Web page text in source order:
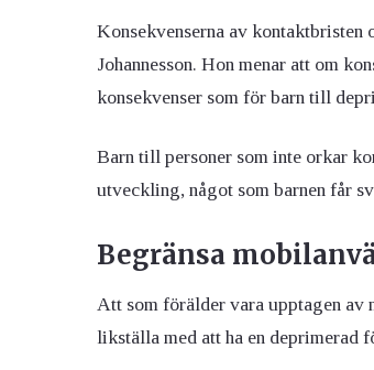
Konsekvenserna av
Johannesson. Hon menar att om
konsekvenser som för barn till
Barn till personer som inte orkar
utveckling, något som barnen får
Begränsa
Att som förälder vara upptagen av
likställa med att ha en deprimerad